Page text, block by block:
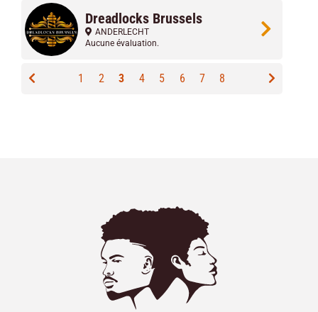
Dreadlocks Brussels
ANDERLECHT
Aucune évaluation.
1 2 3 4 5 6 7 8